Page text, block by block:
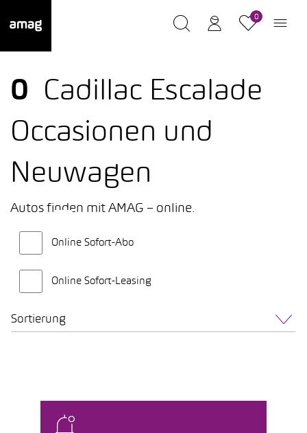
0
0
Cadillac Escalade
Occasionen und
Neuwagen
Autos finden mit AMAG – online.
Online Sofort-Abo
Online Sofort-Leasing
Sortierung